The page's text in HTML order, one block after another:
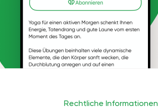
Rechtliche Informationen